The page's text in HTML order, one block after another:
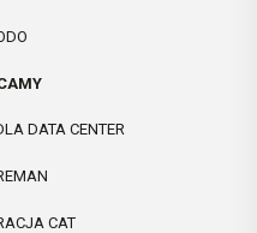
DATA CENTER
CAT